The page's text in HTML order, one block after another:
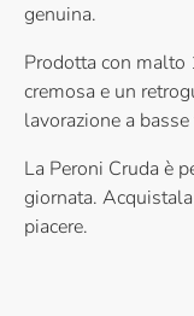
genuina.
Prodotta con
cremosa e un
lavorazione a
La Peroni Cruda è
giornata.
piacere.